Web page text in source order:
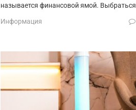
называется финансовой ямой. Выбраться
Информация